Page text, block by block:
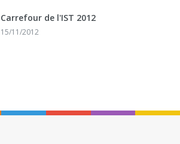
Carrefour de l'IST 2012
15/11/2012